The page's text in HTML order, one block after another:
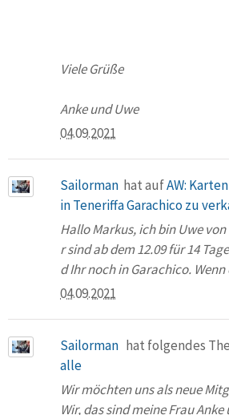
Viele Grüße
Anke und Uwe
04.09.2021
Sailorman hat aufAW:
in Teneriffa Garachico zu
Hallo Markus, ich bin Uwe von
r sind ab dem 12.09 für 14
d Ihr noch in Garachico. Wenn
04.09.2021
Sailorman hat folgendes
alle
Wir möchten uns als neue
Wir, das sind meine Frau